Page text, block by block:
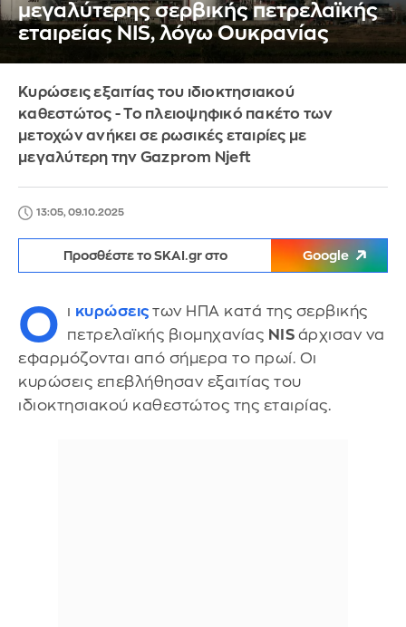
μεγαλύτερης σερβικής πετρελαϊκής
εταιρείας NIS, λόγω Ουκρανίας
Κυρώσεις εξαιτίας του ιδιοκτησιακού
καθεστώτος - Το πλειοψηφικό πακέτο των
μετοχών ανήκει σε ρωσικές εταιρίες με
μεγαλύτερη την Gazprom Njeft
13:05, 09.10.2025
Προσθέστε το SKAI.gr στο Google
Ο ι κυρώσεις των ΗΠΑ κατά της σερβικής
πετρελαϊκής βιομηχανίας NIS άρχισαν να
εφαρμόζονται από σήμερα το πρωί. Οι
κυρώσεις επεβλήθησαν εξαιτίας του
ιδιοκτησιακού καθεστώτος της εταιρίας.